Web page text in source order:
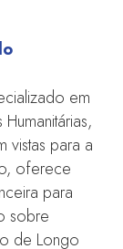
em
vistas para a
oferece
para
sobre
de Longo